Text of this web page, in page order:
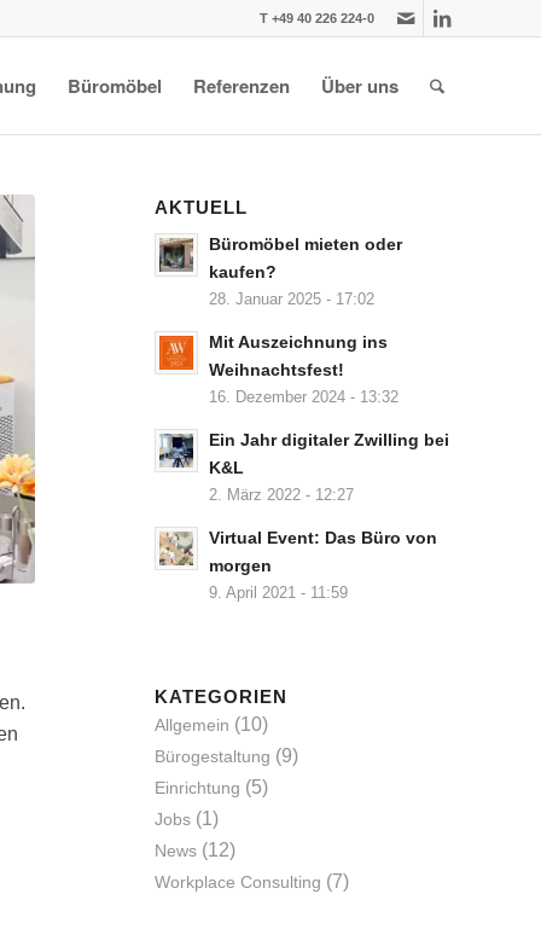
T +49 40 226 224-0
Büromöbel Referenzen Über uns
AKTUELL
Büromöbel mieten oder
kaufen?
28. Januar 2025 - 17:02
Mit Auszeichnung ins
Weihnachtsfest!
16. Dezember 2024 - 13:32
Ein Jahr digitaler Zwilling bei
K&L
2. März 2022 - 12:27
Virtual Event: Das Büro von
morgen
9. April 2021 - 11:59
KATEGORIEN
Allgemein (10)
Bürogestaltung (9)
Einrichtung (5)
Jobs(1)
News(12)
Workplace Consulting (7)